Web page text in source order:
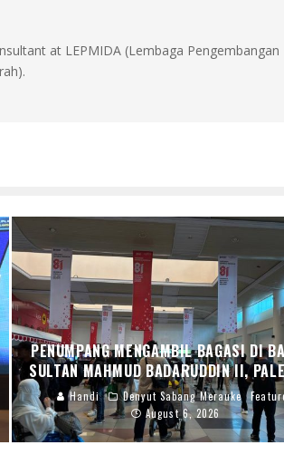
at LEPMIDA (Lembaga Pengembangan
PENUMPANG MENGAMBIL BAGASI DI
SULTAN MAHMUD BADARUDDIN II,
Handi Denyut Sabang Merauke
August 6, 2026